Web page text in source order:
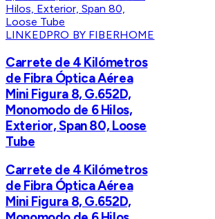
LINKEDPRO BY FIBERHOME
Carrete de 4 Kilómetros
de Fibra Óptica Aérea
Mini Figura 8, G.652D,
Monomodo de 6 Hilos,
Exterior, Span 80, Loose
Tube
Carrete de 4 Kilómetros
de Fibra Óptica Aérea
Mini Figura 8, G.652D,